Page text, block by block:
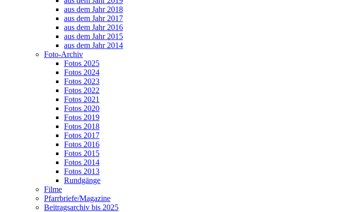
aus dem Jahr 2018
aus dem Jahr 2017
aus dem Jahr 2016
aus dem Jahr 2015
aus dem Jahr 2014
Foto-Archiv
Fotos 2025
Fotos 2024
Fotos 2023
Fotos 2022
Fotos 2021
Fotos 2020
Fotos 2019
Fotos 2018
Fotos 2017
Fotos 2016
Fotos 2015
Fotos 2014
Fotos 2013
Rundgänge
Filme
Pfarrbriefe/Magazine
Beitragsarchiv bis 2025